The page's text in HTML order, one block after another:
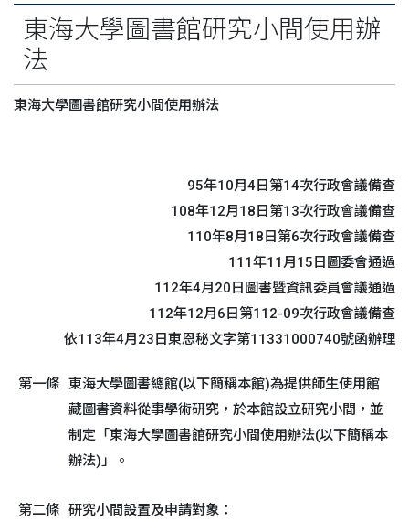
東海大學圖書館研究小間使用辦
法
東海大學圖書館研究小間使用辦法
95年10月4日第14次行政會議備查
108年12月18日第13次行政會議備查
110年8月18日第6次行政會議備查
111年11月15日圖委會通過
112年4月20日圖書暨資訊委員會議通過
112年12月6日第112-09次行政會議備查
依113年4月23日東恩秘文字第11331000740號函辦理
第一條 東海大學圖書總館(以下簡稱本館)為提供師生使用館
藏圖書資料從事學術研究，於本館設立研究小間，並
制定「東海大學圖書館研究小間使用辦法(以下簡稱本
辦法)」。
第二條 研究小間設置及申請對象：